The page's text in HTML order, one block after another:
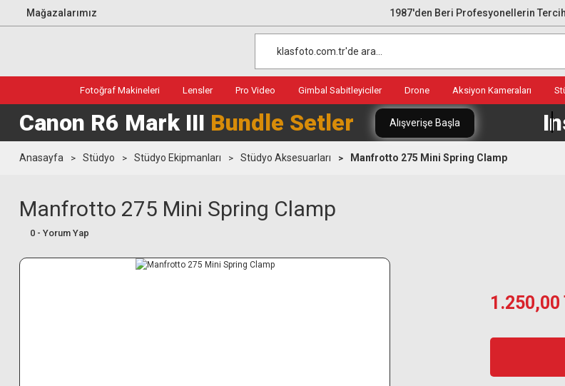
Mağazalarımız 1987'den Beri Profesyonellerin
Fotoğraf Makineleri Lensler Pro Video Gimbal Sabitleyiciler Drone Aksiyon Kameraları
Canon R6 Mark III Bundle Setler Alışverişe Başla
Anasayfa Stüdyo Stüdyo Ekipmanları Stüdyo Aksesuarları Manfrotto 275 Mini Spring Clamp
Manfrotto 275 Mini Spring Clamp
0 - Yorum Yap
1.250,00